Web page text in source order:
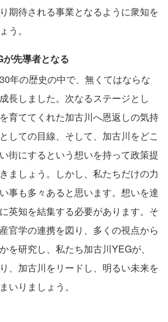
期待される事業となるように衆知を
う。
が先導者となる
年の歴史の中で、無くてはならな
長しました。次なるステージとし
育ててくれた加古川へ恩返しの気持
しての目線、そして、加古川をどこ
街にするという想いを持って政策提
ましょう。しかし、私たちだけの力
事も多々あると思います。想いを達
英知を結集する必要があります。そ
官学の連携を図り、多くの視点から
を研究し、私たち加古川YEGが、
、加古川をリードし、明るい未来を
いりましょう。